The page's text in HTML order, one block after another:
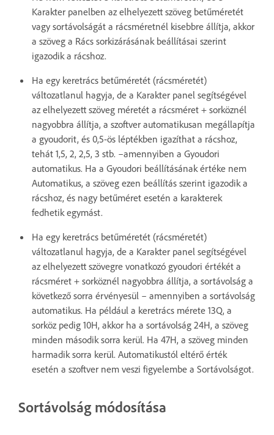
Karakter panelben az elhelyezett szöveg betűméretét
vagy sortávolságát a rácsméretnél kisebbre állítja, akkor
a szöveg a Rács sorkizárásának beállításai szerint
igazodik a rácshoz.
Ha egy keretrács betűméretét (rácsméretét)
változatlanul hagyja, de a Karakter panel segítségével
az elhelyezett szöveg méretét a rácsméret + sorköznél
nagyobbra állítja, a szoftver automatikusan megállapítja
a gyoudorit, és 0,5-ös léptékben igazíthat a rácshoz,
tehát 1,5, 2, 2,5, 3 stb. –amennyiben a Gyoudori
automatikus. Ha a Gyoudori beállításának értéke nem
Automatikus, a szöveg ezen beállítás szerint igazodik a
rácshoz, és nagy betűméret esetén a karakterek
fedhetik egymást.
Ha egy keretrács betűméretét (rácsméretét)
változatlanul hagyja, de a Karakter panel segítségével
az elhelyezett szövegre vonatkozó gyoudori értékét a
rácsméret + sorköznél nagyobbra állítja, a sortávolság a
következő sorra érvényesül – amennyiben a sortávolság
automatikus. Ha például a keretrács mérete 13Q, a
sorköz pedig 10H, akkor ha a sortávolság 24H, a szöveg
minden második sorra kerül. Ha 47H, a szöveg minden
harmadik sorra kerül. Automatikustól eltérő érték
esetén a szoftver nem veszi figyelembe a Sortávolságot.
Sortávolság módosítása